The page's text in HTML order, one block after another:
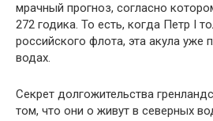
мрачный прогноз, согласно
272 годика. То есть, когда Петр I
российского флота, эта акула уже
водах.
Секрет долгожительства
том, что они о живут в северных